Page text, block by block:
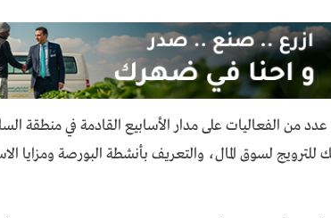
عدد من الفعاليات على مدار الأسابيع القادمة في منطقة
للترويج لسوق المال، والتعريف بأنشطة البورصة ومزايا